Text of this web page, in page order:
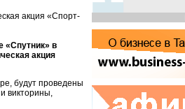
акция «Спорт-
«Спутник» в
акция
будут проведены
викторины,